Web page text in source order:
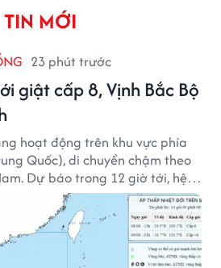
TIN MỚI
23 phút trước
giật cấp 8, Vịnh Bắc Bộ
hoạt động trên khu vực phía
Quốc), di chuyển chậm theo
Dự báo trong 12 giờ tới, hệ
thành vùng áp thấp.